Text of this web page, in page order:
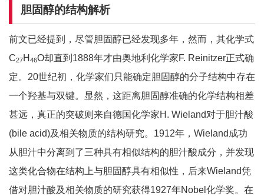
胆固醇的结构解析
前文已经提到，尽管胆固醇已经发现多年，然而，其化学式
C27H 46O却直到1888年才由奥地利化学家F. Reinitzer正式确
定。20世纪初，化学家们只能确定胆固醇的分子结构中存在
一个羟基与双键。显然，这距离胆固醇准确的化学结构相差
甚远，真正的突破则来自德国化学家H. Wieland对于胆汁酸
(bile acid)及相关物质的结构研究。1912年，Wieland成功
从胆汁中分离到了三种具有相似结构的胆汁酸成分，并发现
这类化合物在结构上与胆固醇具有相似性，后来Wieland凭
借对胆汁酸及相关物质的研究获得1927年Nobel化学奖。在